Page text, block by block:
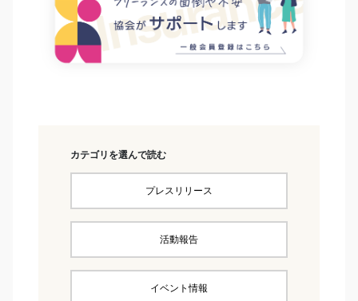
カテゴリを選んで読む
プレスリリース
活動報告
イベント情報